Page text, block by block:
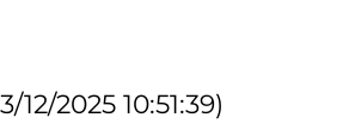
2025 10:51:39)